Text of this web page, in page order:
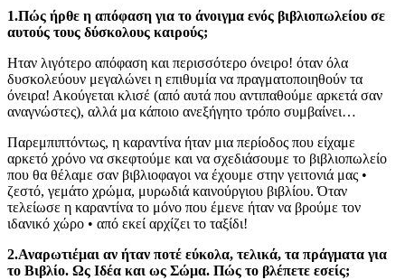
1.Πώς ήρθε η απόφαση για το άνοιγμα ενός βιβλιοπωλείου σε
αυτούς τους δύσκολους καιρούς;
Ηταν λιγότερο απόφαση και περισσότερο όνειρο! όταν όλα
δυσκολεύουν μεγαλώνει η επιθυμία να πραγματοποιηθούν τα
όνειρα! Ακούγεται κλισέ (από αυτά που αντιπαθούμε αρκετά σαν
αναγνώστες), αλλά μα κάποιο ανεξήγητο τρόπο συμβαίνει…
Παρεμπιπτόντως, η καραντίνα ήταν μια περίοδος που είχαμε
αρκετό χρόνο να σκεφτούμε και να σχεδιάσουμε το βιβλιοπωλείο
που θα θέλαμε σαν βιβλιοφαγοι να έχουμε στην γειτονιά μας •
ζεστό, γεμάτο χρώμα, μυρωδιά καινούργιου βιβλίου. Όταν
τελείωσε η καραντίνα το μόνο που έμενε ήταν να βρούμε τον
ιδανικό χώρο • από εκεί αρχίζει το ταξίδι!
2.Αναρωτιέμαι αν ήταν ποτέ εύκολα, τελικά, τα πράγματα για
το Βιβλίο. Ως Ιδέα και ως Σώμα. Πώς το βλέπετε εσείς;